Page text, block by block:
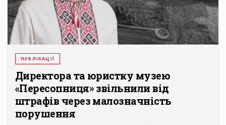
ПУБЛІКАЦІЇ
Директора та юристку музею
«Пересопниця» звільнили від
штрафів через малозначність
порушення